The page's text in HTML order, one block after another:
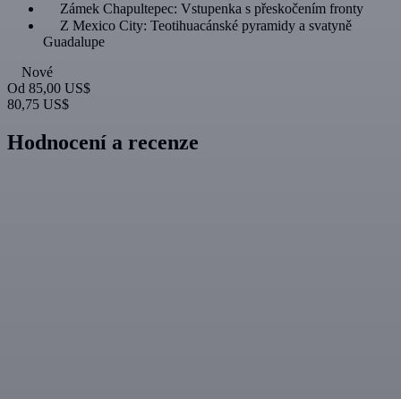
Zámek Chapultepec: Vstupenka s přeskočením fronty
Z Mexico City: Teotihuacánské pyramidy a svatyně
Guadalupe
Nové
Od 85,00 US$
80,75 US$
Hodnocení a recenze